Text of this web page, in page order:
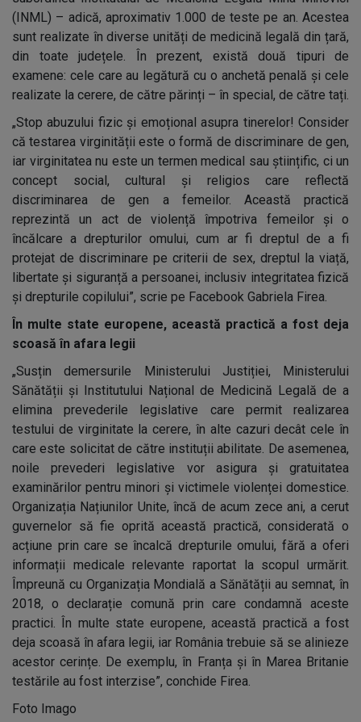
(INML) – adică, aproximativ 1.000 de teste pe an. Acestea
sunt realizate în diverse unități de medicină legală din țară,
din toate județele. În prezent, există două tipuri de
examene: cele care au legătură cu o anchetă penală și cele
realizate la cerere, de către părinți – în special, de către tați.
„Stop abuzului fizic și emoțional asupra tinerelor! Consider
că testarea virginității este o formă de discriminare de gen,
iar virginitatea nu este un termen medical sau științific, ci un
concept social, cultural și religios care reflectă
discriminarea de gen a femeilor. Această practică
reprezintă un act de violență împotriva femeilor și o
încălcare a drepturilor omului, cum ar fi dreptul de a fi
protejat de discriminare pe criterii de sex, dreptul la viață,
libertate și siguranță a persoanei, inclusiv integritatea fizică
și drepturile copilului”, scrie pe Facebook Gabriela Firea.
În multe state europene, această practică a fost deja
scoasă în afara legii
„Susțin demersurile Ministerului Justiției, Ministerului
Sănătății și Institutului Național de Medicină Legală de a
elimina prevederile legislative care permit realizarea
testului de virginitate la cerere, în alte cazuri decât cele în
care este solicitat de către instituții abilitate. De asemenea,
noile prevederi legislative vor asigura și gratuitatea
examinărilor pentru minori și victimele violenței domestice.
Organizația Națiunilor Unite, încă de acum zece ani, a cerut
guvernelor să fie oprită această practică, considerată o
acțiune prin care se încalcă drepturile omului, fără a oferi
informații medicale relevante raportat la scopul urmărit.
Împreună cu Organizația Mondială a Sănătății au semnat, în
2018, o declarație comună prin care condamnă aceste
practici. În multe state europene, această practică a fost
deja scoasă în afara legii, iar România trebuie să se alinieze
acestor cerințe. De exemplu, în Franța și în Marea Britanie
testările au fost interzise”, conchide Firea.
Foto Imago